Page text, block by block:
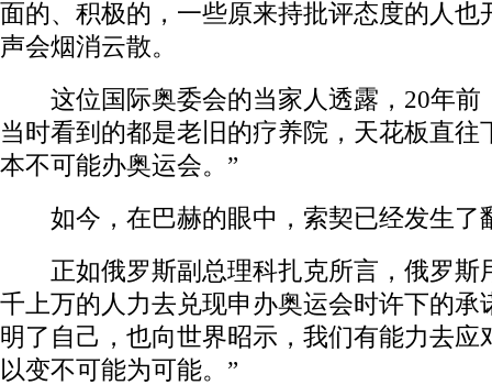
面的、积极的，一些原来持批评态度的人也
声会烟消云散。
这位国际奥委会的当家人透露，20年前
当时看到的都是老旧的疗养院，天花板直往
本不可能办奥运会。”
如今，在巴赫的眼中，索契已经发生了
正如俄罗斯副总理科扎克所言，俄罗斯
千上万的人力去兑现申办奥运会时许下的承
明了自己，也向世界昭示，我们有能力去应
以变不可能为可能。”